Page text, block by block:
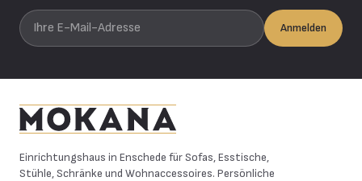
Ihre E-Mail-Adresse
Anmelden
Einrichtungshaus in Enschede für Sofas, Esstische,
Stühle, Schränke und Wohnaccessoires. Persönliche